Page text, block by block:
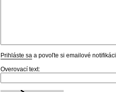
Prihláste sa a povoľte si emailové
Overovací text: